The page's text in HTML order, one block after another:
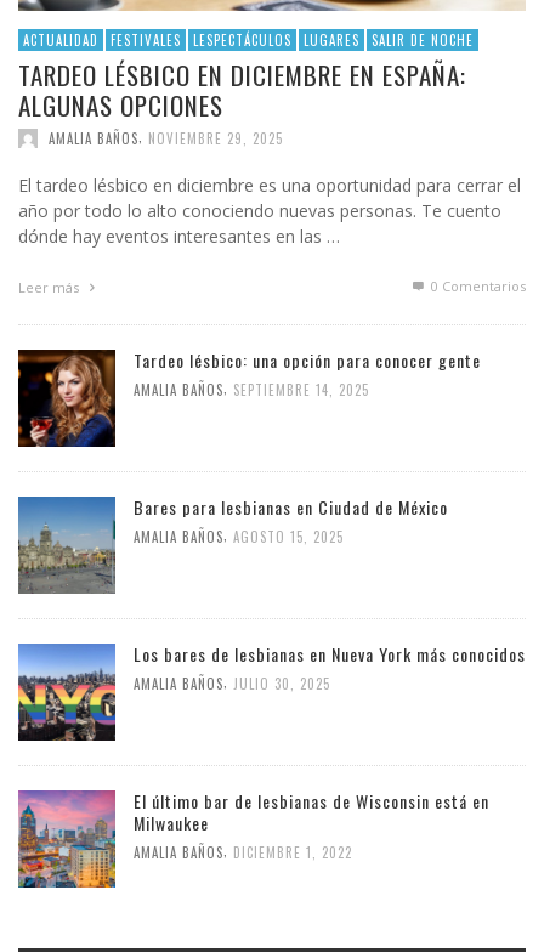
ACTUALIDAD FESTIVALES LESPECTÁCULOS LUGARES SALIR DE NOCHE
TARDEO LÉSBICO EN DICIEMBRE EN ESPAÑA:
ALGUNAS OPCIONES
AMALIA BAÑOS NOVIEMBRE 29, 2025
El tardeo lésbico en diciembre es una oportunidad para cerrar el
año por todo lo alto conociendo nuevas personas. Te cuento
dónde hay eventos interesantes en las …
Leer más 0 Comentarios
Tardeo lésbico: una opción para conocer gente
AMALIA BAÑOS SEPTIEMBRE 14, 2025
Bares para lesbianas en Ciudad de México
AMALIA BAÑOS AGOSTO 15, 2025
Los bares de lesbianas en Nueva York más conocidos
AMALIA BAÑOS JULIO 30, 2025
El último bar de lesbianas de Wisconsin está en
Milwaukee
AMALIA BAÑOS DICIEMBRE 1, 2022